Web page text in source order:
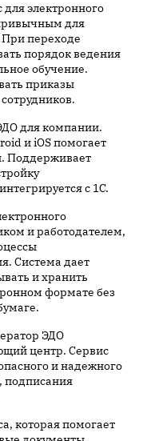
для электронного
для
переходе
порядок ведения
обучение.
приказы
для компании.
и iOS помогает
Поддерживает
с 1С.
и работодателем,
Система дает
и хранить
формате без
ЭДО
центр. Сервис
и надежного
подписания
которая помогает